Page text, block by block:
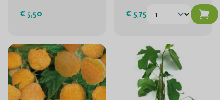
€ 5,50
€ 5,75